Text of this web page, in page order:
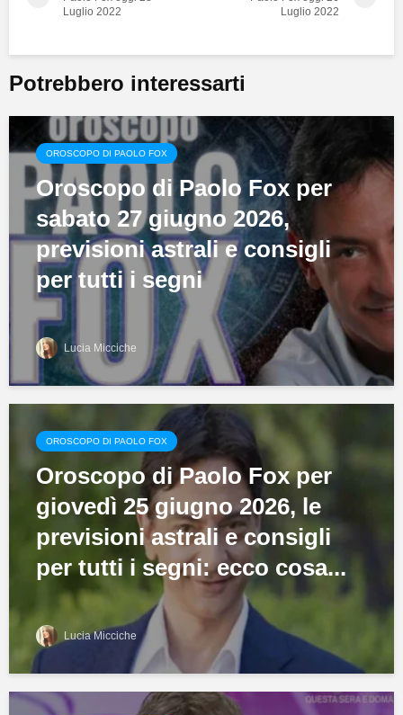
Luglio 2022
Luglio 2022
Potrebbero interessarti
OROSCOPO DI PAOLO FOX
Oroscopo di Paolo Fox per
sabato 27 giugno 2026,
previsioni astrali e consigli
per tutti i segni
Lucia Micciche
OROSCOPO DI PAOLO FOX
Oroscopo di Paolo Fox per
giovedì 25 giugno 2026, le
previsioni astrali e consigli
per tutti i segni: ecco cosa...
Lucia Micciche